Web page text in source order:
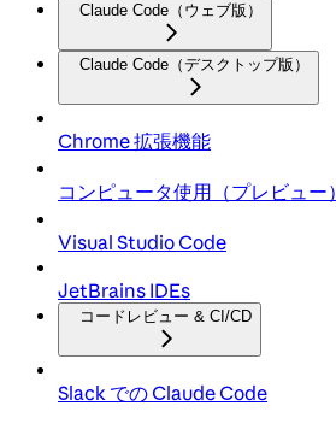
Claude Code（ウェブ版）
Claude Code（デスクトップ版）
Chrome 拡張機能
コンピュータ使用（プレビュー）
Visual Studio Code
JetBrains IDEs
コードレビュー & CI/CD
Slack での Claude Code